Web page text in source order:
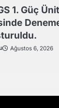
1. Güç
Ağustos 6, 2026